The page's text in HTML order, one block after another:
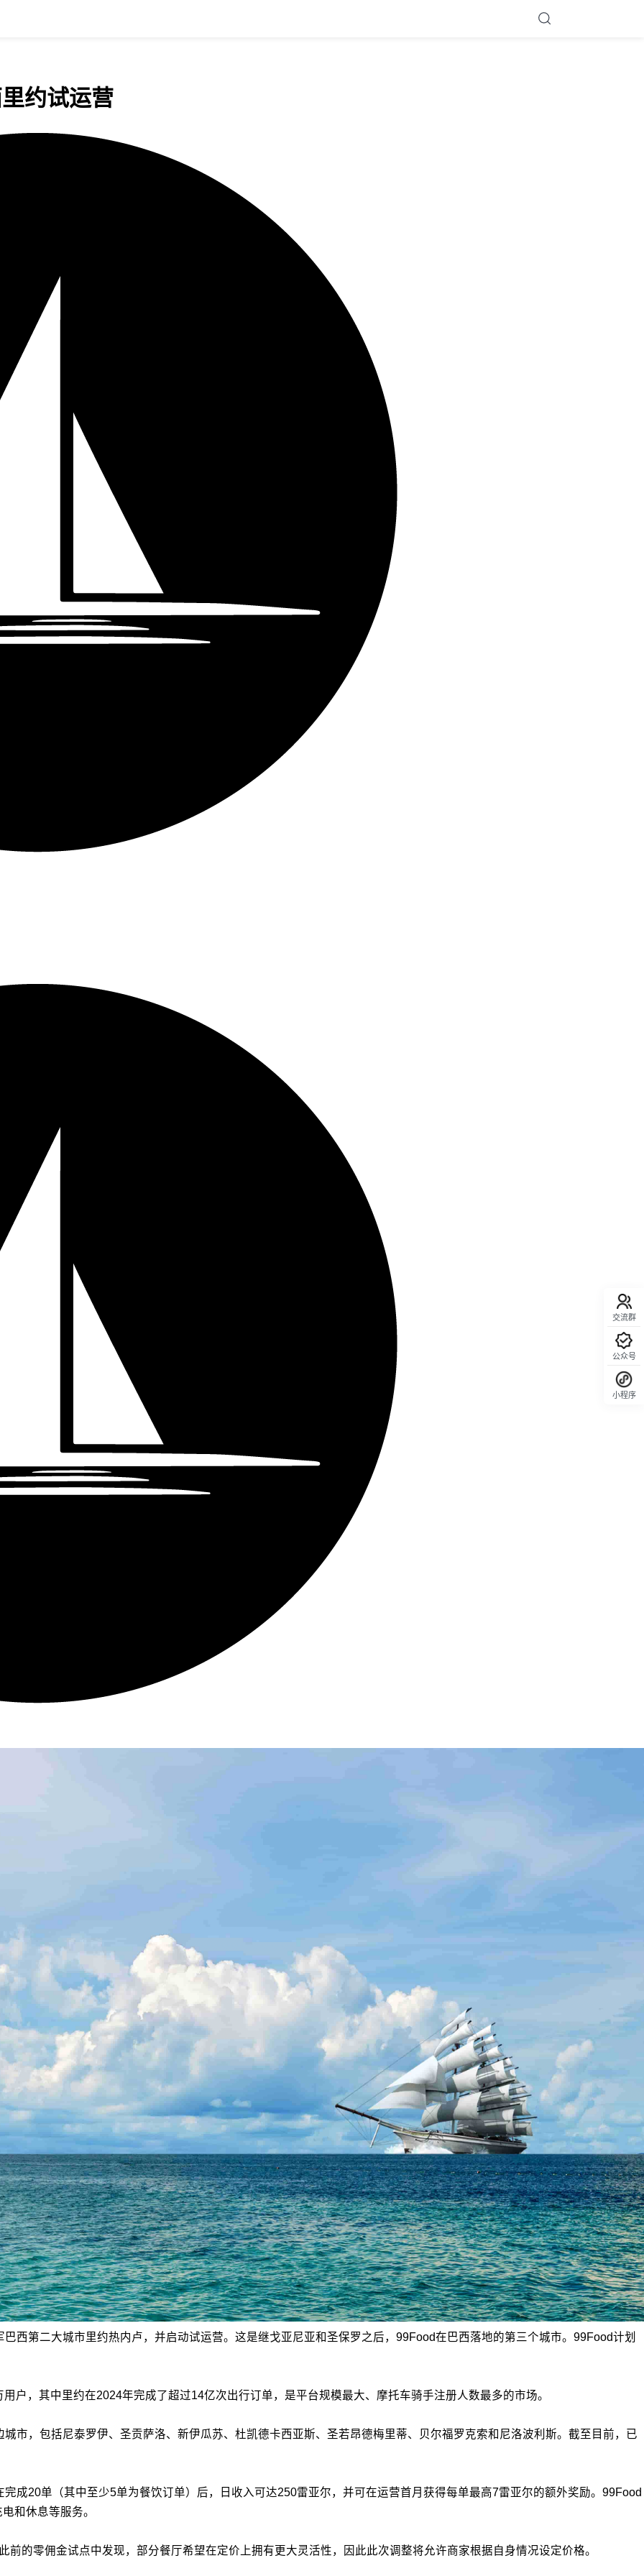
约试运营
西第二大城市里约热内卢，并启动试运营。这是继戈亚尼亚和圣保罗之后，99Food在巴西落地的第三个城市。99Food计划
户，其中里约在2024年完成了超过14亿次出行订单，是平台规模最大、摩托车骑手注册人数最多的市场。
市，包括尼泰罗伊、圣贡萨洛、新伊瓜苏、杜凯德卡西亚斯、圣若昂德梅里蒂、贝尔福罗克索和尼洛波利斯。截至目前，已
成20单（其中至少5单为餐饮订单）后，日收入可达250雷亚尔，并可在运营首月获得每单最高7雷亚尔的额外奖励。99Food
和休息等服务。
的零佣金试点中发现，部分餐厅希望在定价上拥有更大灵活性，因此此次调整将允许商家根据自身情况设定价格。
交流群
公众号
小程序